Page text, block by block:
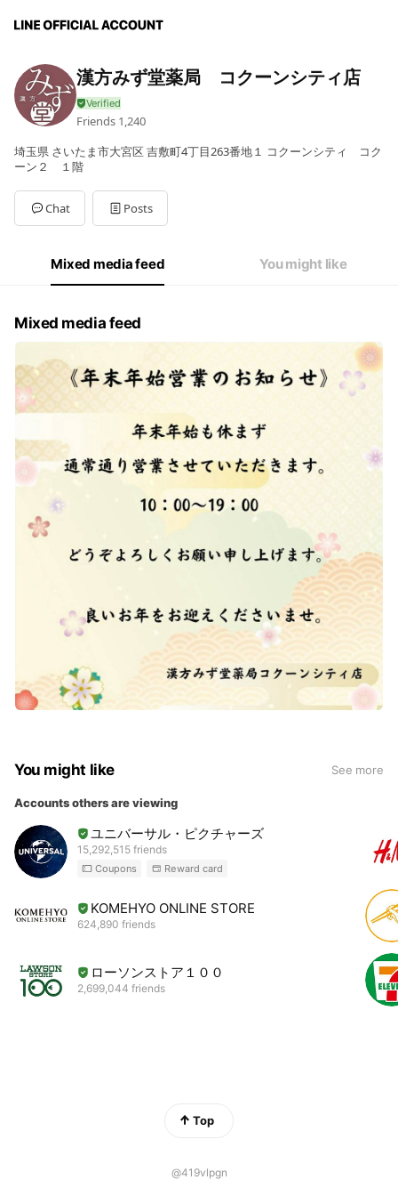
漢方みず堂薬局 コクーンシティ店
Friends 1,240
埼玉県 さいたま市大宮区 吉敷町4丁目263番地１ コクーンシティ コク
ーン２ １階
Chat Posts
Mixed media feed You might like
Mixed media feed
You might like See more
Accounts others are viewing
ユニバーサル・ピクチャーズ
15,292,515 friends
Coupons Reward card
KOMEHYO ONLINE STORE
624,890 friends
ローソンストア１００
2,699,044 friends
Top
@419vlpgn